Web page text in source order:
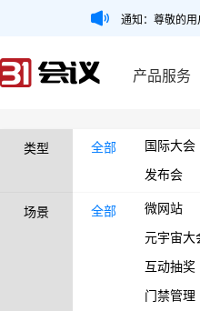
通知：尊敬的
产品服务
类型 全部 国际大会
发布会
场景 全部 微网站
元宇宙大
互动抽奖
门禁管理